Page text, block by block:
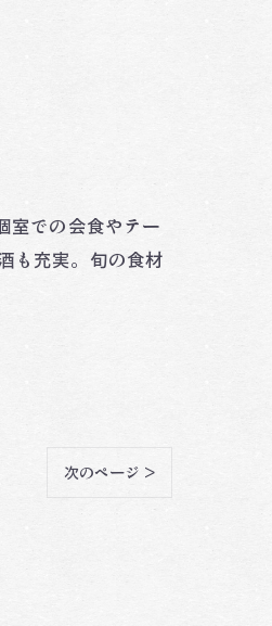
室での会食やテー
も充実。旬の食材
次のページ >